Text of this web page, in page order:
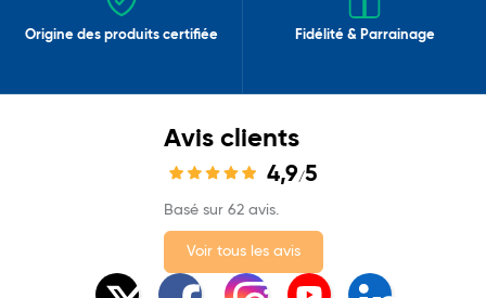
Origine des produits certifiée Fidélité & Parrainage
Avis clients
4,9/5
Basé sur 62 avis.
Voir tous les avis